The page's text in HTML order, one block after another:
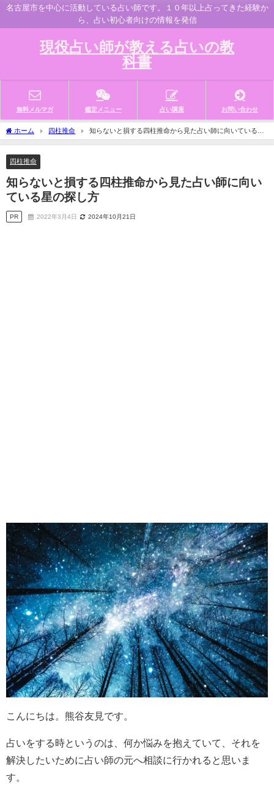
名古屋市を中心に活動している占い師です。１０年以上占ってきた経験か
ら、占い初心者向けの情報を発信
現役占い師が教える占いの教
科書
無料メルマガ 鑑定メニュー 占い講座 お問い合わせ
ホーム 四柱推命
知らないと損する四柱推命から見た占い師に向いている星
の探し方
四柱推命
知らないと損する四柱推命から見た占い師に向い
ている星の探し方
PR 2022年3月4日 2024年10月21日
こんにちは。熊谷友見です。
占いをする時というのは、何か悩みを抱えていて、それを
解決したいために占い師の元へ相談に行かれると思いま
す。